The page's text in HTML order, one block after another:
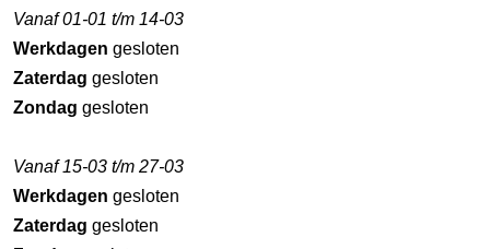
Vanaf 01-01 t/m 14-03
Werkdagen gesloten
Zaterdag gesloten
Zondag gesloten
Vanaf 15-03 t/m 27-03
Werkdagen gesloten
Zaterdag gesloten